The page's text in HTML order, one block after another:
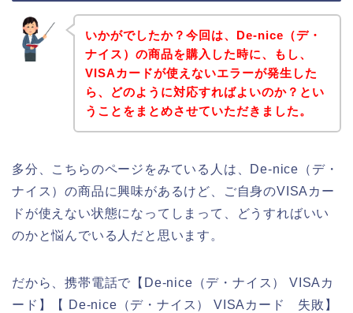
いかがでしたか？今回は、De-nice（デ・
ナイス）の商品を購入した時に、もし、
VISAカードが使えないエラーが発生した
ら、どのように対応すればよいのか？とい
うことをまとめさせていただきました。
多分、こちらのページをみている人は、De-nice（デ・
ナイス）の商品に興味があるけど、ご自身のVISAカー
ドが使えない状態になってしまって、どうすればいい
のかと悩んでいる人だと思います。
だから、携帯電話で【De-nice（デ・ナイス） VISAカ
ード】【 De-nice（デ・ナイス） VISAカード 失敗】